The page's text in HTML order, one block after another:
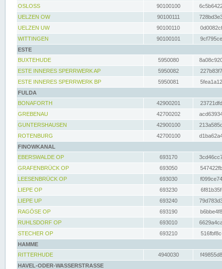
OSLOSS
90100100
UELZEN OW
90100111
UELZEN UW
90100110
WITTINGEN
90100101
ESTE
BUXTEHUDE
5950080
ESTE INNERES SPERRWERK AP
5950082
ESTE INNERES SPERRWERK BP
5950081
FULDA
BONAFORTH
42900201
GREBENAU
42700202
GUNTERSHAUSEN
42900100
ROTENBURG
42700100
FINOWKANAL
EBERSWALDE OP
693170
GRAFENBRÜCK OP
693050
LEESENBRÜCK OP
693030
LIEPE OP
693230
LIEPE UP
693240
RAGÖSE OP
693190
RUHLSDORF OP
693010
STECHER OP
693210
HAMME
RITTERHUDE
4940030
HAVEL-ODER-WASSERSTRASSE